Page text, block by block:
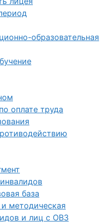
образовательная
оплате труда
база
методическая
и лиц с ОВЗ